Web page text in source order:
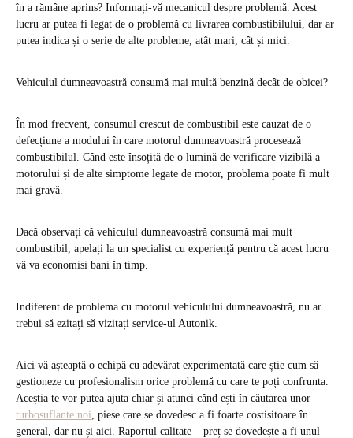
în a rămâne aprins? Informați-vă mecanicul despre problemă. Acest
lucru ar putea fi legat de o problemă cu livrarea combustibilului, dar ar
putea indica și o serie de alte probleme, atât mari, cât și mici.
Vehiculul dumneavoastră consumă mai multă benzină decât de obicei?
În mod frecvent, consumul crescut de combustibil este cauzat de o
defecțiune a modului în care motorul dumneavoastră procesează
combustibilul. Când este însoțită de o lumină de verificare vizibilă a
motorului și de alte simptome legate de motor, problema poate fi mult
mai gravă.
Dacă observați că vehiculul dumneavoastră consumă mai mult
combustibil, apelați la un specialist cu experiență pentru că acest lucru
vă va economisi bani în timp.
Indiferent de problema cu motorul vehiculului dumneavoastră, nu ar
trebui să ezitați să vizitați service-ul Autonik.
Aici vă așteaptă o echipă cu adevărat experimentată care știe cum să
gestioneze cu profesionalism orice problemă cu care te poți confrunta.
Aceștia te vor putea ajuta chiar și atunci când ești în căutarea unor
turbosuflante noi, piese care se dovedesc a fi foarte costisitoare în
general, dar nu și aici. Raportul calitate – preț se dovedește a fi unul